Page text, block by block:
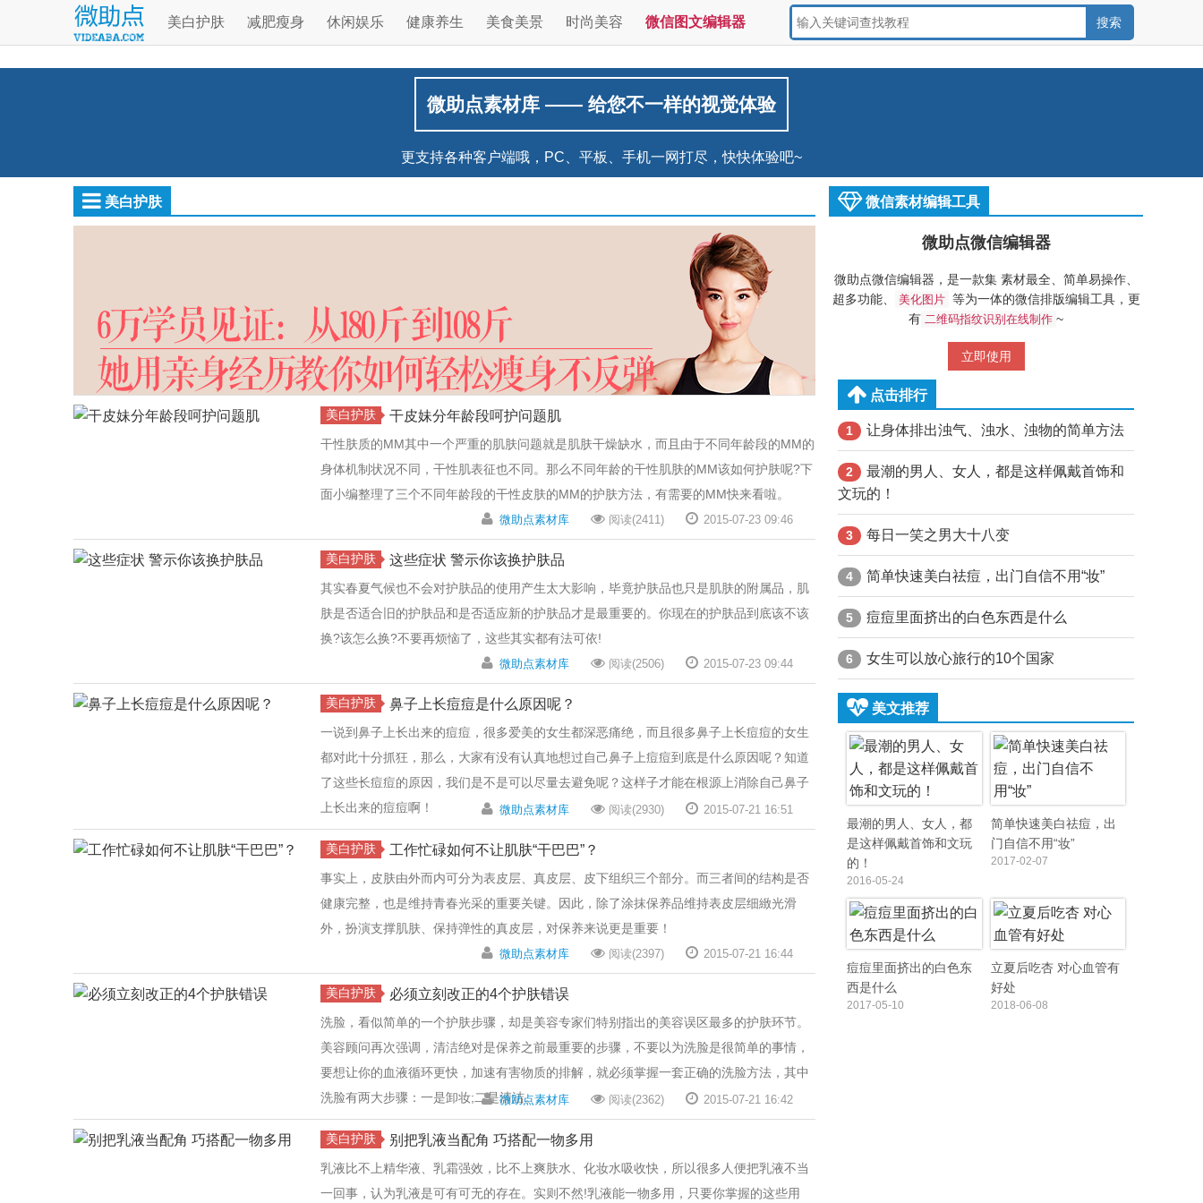
美白护肤 减肥瘦身 休闲娱乐 健康养生 美食美景 时尚美容 微信图文编辑器
微助点素材库 —— 给您不一样的视觉体验
更支持各种客户端哦，PC、平板、手机一网打尽，快快体验吧~
美白护肤
美白护肤 干皮妹分年龄段呵护问题肌
干性肤质的MM其中一个严重的肌肤问题就是肌肤干燥缺水，而且由于不同年龄段的MM的
身体机制状况不同，干性肌表征也不同。那么不同年龄的干性肌肤的MM该如何护肤呢?下
面小编整理了三个不同年龄段的干性皮肤的MM的护肤方法，有需要的MM快来看啦。
微助点素材库 阅读(2411) 2015-07-23 09:46
美白护肤 这些症状 警示你该换护肤品
其实春夏气候也不会对护肤品的使用产生太大影响，毕竟护肤品也只是肌肤的附属品，肌
肤是否适合旧的护肤品和是否适应新的护肤品才是最重要的。你现在的护肤品到底该不该
换?该怎么换?不要再烦恼了，这些其实都有法可依!
微助点素材库 阅读(2506) 2015-07-23 09:44
美白护肤 鼻子上长痘痘是什么原因呢？
一说到鼻子上长出来的痘痘，很多爱美的女生都深恶痛绝，而且很多鼻子上长痘痘的女生
都对此十分抓狂，那么，大家有没有认真地想过自己鼻子上痘痘到底是什么原因呢？知道
了这些长痘痘的原因，我们是不是可以尽量去避免呢？这样子才能在根源上消除自己鼻子
上长出来的痘痘啊！
微助点素材库 阅读(2930) 2015-07-21 16:51
美白护肤 工作忙碌如何不让肌肤“干巴巴”？
事实上，皮肤由外而内可分为表皮层、真皮层、皮下组织三个部分。而三者间的结构是否
健康完整，也是维持青春光采的重要关键。因此，除了涂抹保养品维持表皮层细緻光滑
外，扮演支撑肌肤、保持弹性的真皮层，对保养来说更是重要！
微助点素材库 阅读(2397) 2015-07-21 16:44
美白护肤 必须立刻改正的4个护肤错误
洗脸，看似简单的一个护肤步骤，却是美容专家们特别指出的美容误区最多的护肤环节。
美容顾问再次强调，清洁绝对是保养之前最重要的步骤，不要以为洗脸是很简单的事情，
要想让你的血液循环更快，加速有害物质的排解，就必须掌握一套正确的洗脸方法，其中
洗脸有两大步骤：一是卸妆;二是清洁。
微助点素材库 阅读(2362) 2015-07-21 16:42
美白护肤 别把乳液当配角 巧搭配一物多用
​乳液比不上精华液、乳霜强效，比不上爽肤水、化妆水吸收快，所以很多人便把乳液不当
一回事，认为乳液是可有可无的存在。实则不然!乳液能一物多用，只要你掌握的这些用
微信素材编辑工具
微助点微信编辑器
微助点微信编辑器，是一款集 素材最全、简单易操作、
超多功能、
美化图片 等为一体的微信排版编辑工具，更
有 二维码指纹识别在线制作 ~
立即使用
点击排行
1 让身体排出浊气、浊水、浊物的简单方法
2
最潮的男人、女人，都是这样佩戴首饰和
文玩的！
3 每日一笑之男大十八变
4 简单快速美白祛痘，出门自信不用“妆”
5 痘痘里面挤出的白色东西是什么
6 女生可以放心旅行的10个国家
美文推荐
最潮的男人、女人，都
是这样佩戴首饰和文玩
的！
2016-05-24
简单快速美白祛痘，出
门自信不用“妆”
2017-02-07
痘痘里面挤出的白色东
西是什么
2017-05-10
立夏后吃杏 对心血管有
好处
2018-06-08